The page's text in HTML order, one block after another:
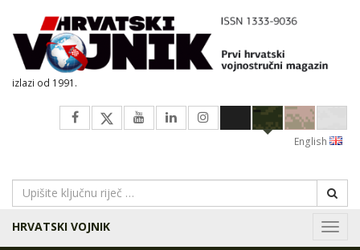
izlazi od 1991.
English
HRVATSKI VOJNIK